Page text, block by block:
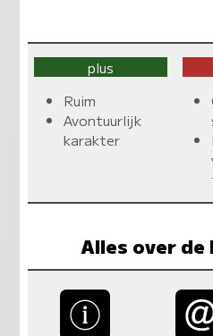
plus
Ruim
Avontuurlijk
karakter
Alles over de